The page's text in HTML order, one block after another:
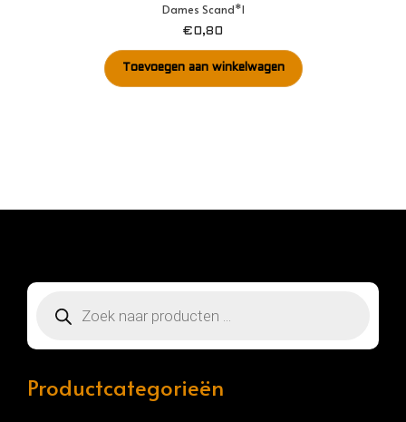
Dames Scand*l
€0,80
Toevoegen aan winkelwagen
zoeken
Productcategorieën